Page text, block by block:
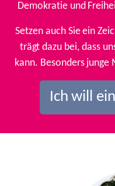
Demokratie und
Setzen auch Sie ein
trägt dazu bei, dass
kann. Besonders
Ich will